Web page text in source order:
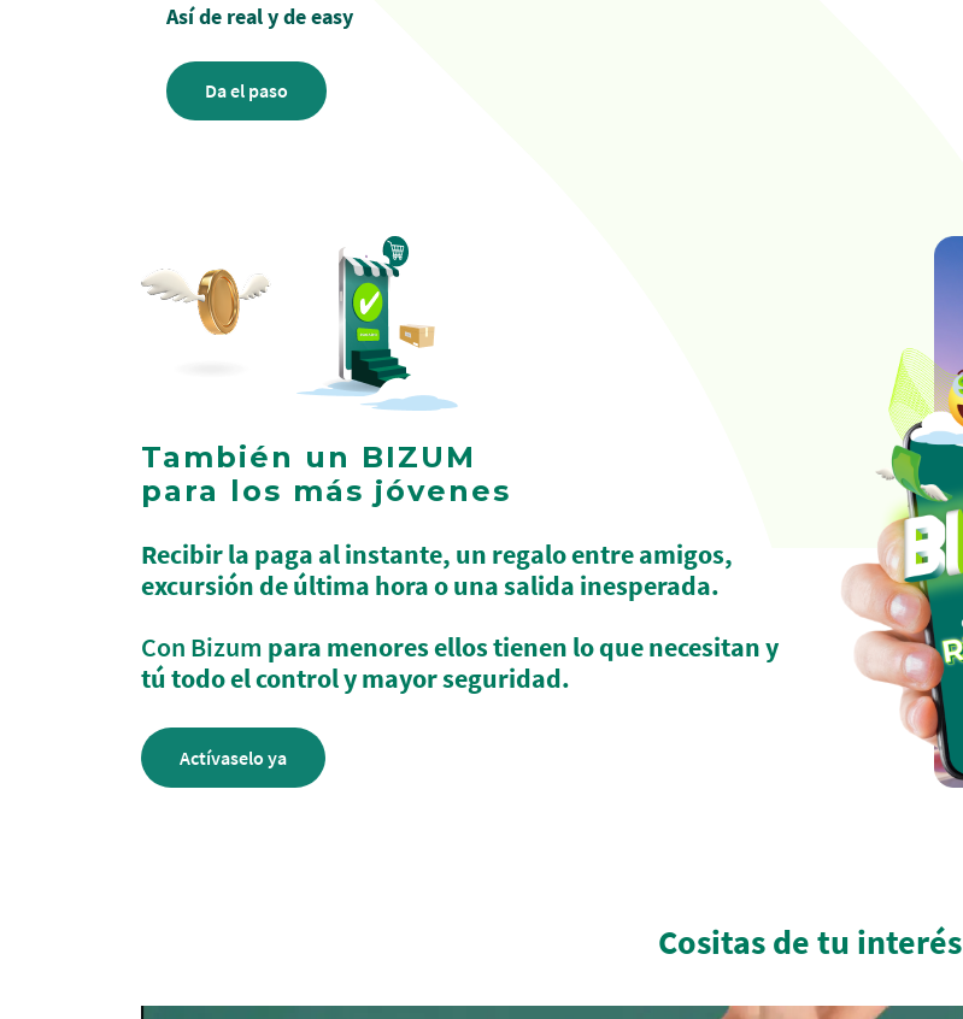
Así de real y de easy
Da el paso
También un BIZUM
para los más jóvenes
Recibir la paga al instante, un regalo entre amigos,
excursión de última hora o una salida inesperada.
Con Bizum para menores ellos tienen lo que necesitan y
tú todo el control y mayor seguridad.
Actívaselo ya
Cositas de tu interés